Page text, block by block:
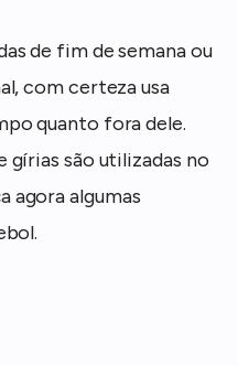
de fim de semana ou
com certeza usa
quanto fora dele.
gírias são utilizadas no
agora algumas